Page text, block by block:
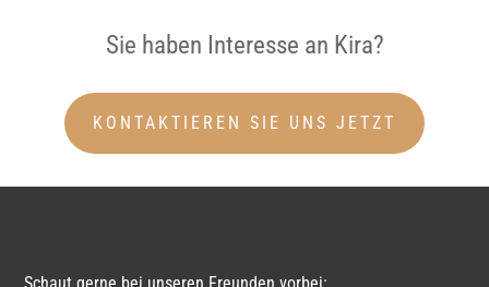
Sie haben Interesse an Kira?
KONTAKTIEREN SIE UNS JETZT